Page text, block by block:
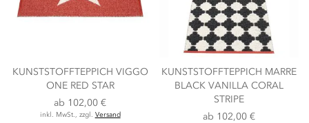
KUNSTSTOFFTEPPICH VIGGO
ONE RED STAR
ab 102,00 €
inkl. MwSt., zzgl. Versand
KUNSTSTOFFTEPPICH MARRE
BLACK VANILLA CORAL
STRIPE
ab 102,00 €